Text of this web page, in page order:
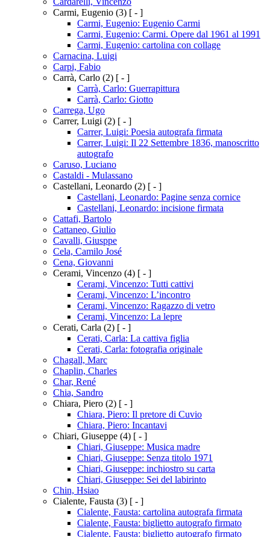
Carmi, Eugenio (3) [ - ]
Carmi, Eugenio: Eugenio Carmi
Carmi, Eugenio: Carmi. Opere dal 1961 al 1991
Carmi, Eugenio: cartolina con collage
Carnacina, Luigi
Carpi, Fabio
Carrà, Carlo (2) [ - ]
Carrà, Carlo: Guerrapittura
Carrà, Carlo: Giotto
Carrega, Ugo
Carrer, Luigi (2) [ - ]
Carrer, Luigi: Poesia autografa firmata
Carrer, Luigi: Il 22 Settembre 1836, manoscritto
autografo
Caruso, Luciano
Castaldi - Mulassano
Castellani, Leonardo (2) [ - ]
Castellani, Leonardo: Pagine senza cornice
Castellani, Leonardo: incisione firmata
Cattafi, Bartolo
Cattaneo, Giulio
Cavalli, Giusppe
Cela, Camilo José
Cena, Giovanni
Cerami, Vincenzo (4) [ - ]
Cerami, Vincenzo: Tutti cattivi
Cerami, Vincenzo: L’incontro
Cerami, Vincenzo: Ragazzo di vetro
Cerami, Vincenzo: La lepre
Cerati, Carla (2) [ - ]
Cerati, Carla: La cattiva figlia
Cerati, Carla: fotografia originale
Chagall, Marc
Chaplin, Charles
Char, René
Chia, Sandro
Chiara, Piero (2) [ - ]
Chiara, Piero: Il pretore di Cuvio
Chiara, Piero: Incantavi
Chiari, Giuseppe (4) [ - ]
Chiari, Giuseppe: Musica madre
Chiari, Giuseppe: Senza titolo 1971
Chiari, Giuseppe: inchiostro su carta
Chiari, Giuseppe: Sei del labirinto
Chin, Hsiao
Cialente, Fausta (3) [ - ]
Cialente, Fausta: cartolina autografa firmata
Cialente, Fausta: biglietto autografo firmato
Cialente, Fausta: biglietto autografo firmato